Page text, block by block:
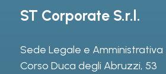
ST Corporate S.r.l.
Sede Legale e Amministrativa
Corso Duca degli Abruzzi, 53